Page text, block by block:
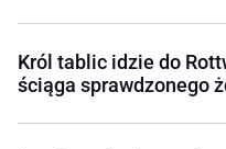
Król tablic idzie do
ściąga sprawdzonego